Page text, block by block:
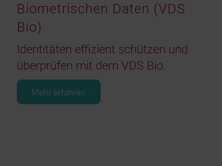
Biometrischen Daten (VDS
Bio)
Identitäten effizient schützen und
überprüfen mit dem VDS Bio.
Mehr erfahren